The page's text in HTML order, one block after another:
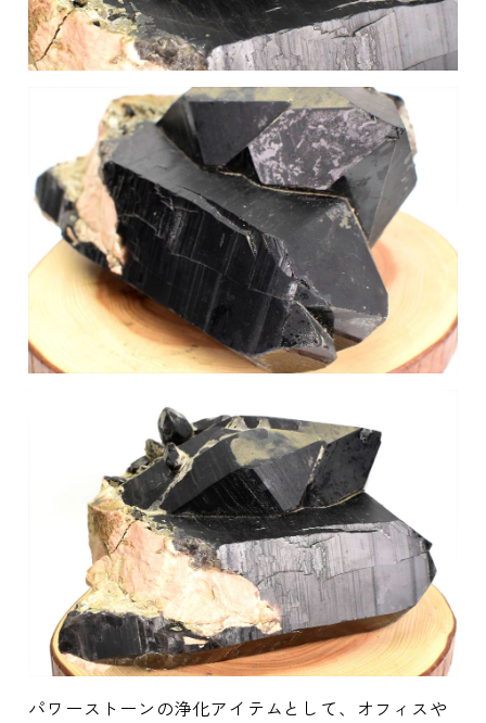
パワーストーンの浄化アイテムとして、オフィスや